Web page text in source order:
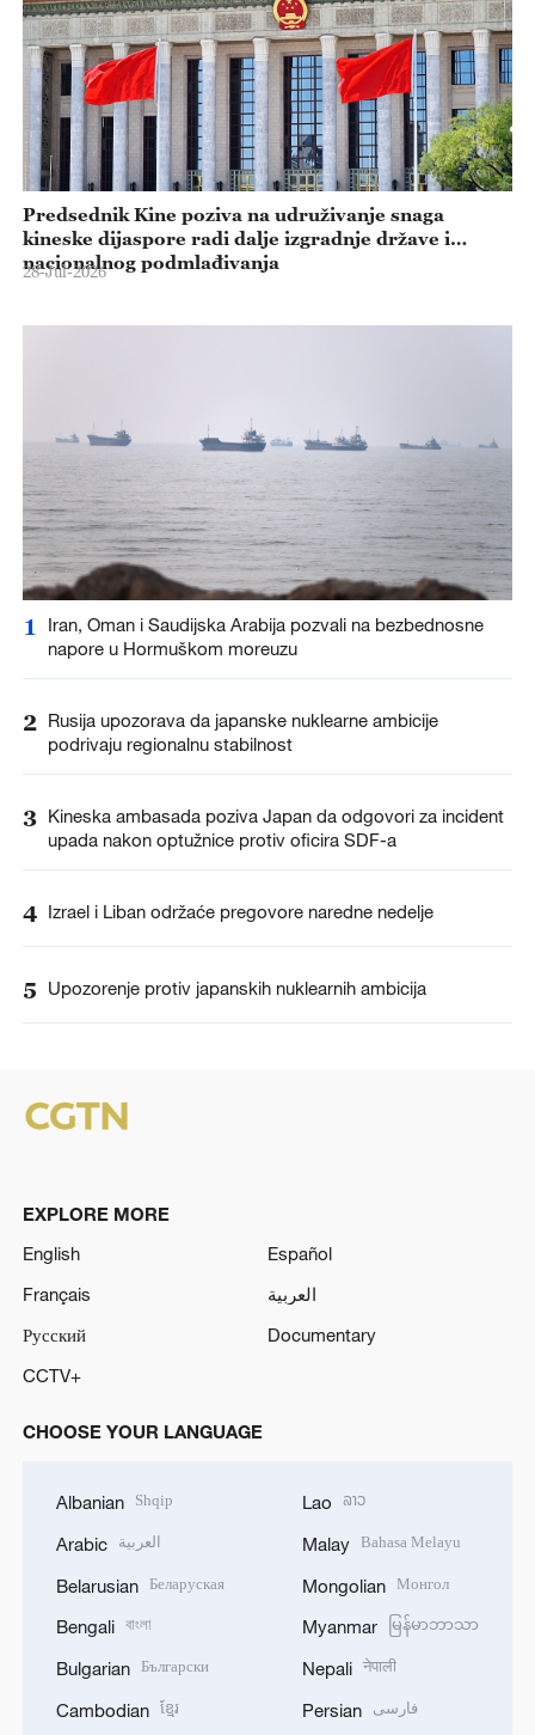
Predsednik Kine poziva na udruživanje snaga
kineske dijaspore radi dalje izgradnje države i
nacionalnog podmlađivanja
28-Jul-2026
1
Iran, Oman i Saudijska Arabija pozvali na bezbednosne
napore u Hormuškom moreuzu
2 Rusija upozorava da japanske nuklearne ambicije
podrivaju regionalnu stabilnost
3 Kineska ambasada poziva Japan da odgovori za incident
upada nakon optužnice protiv oficira SDF-a
4 Izrael i Liban održaće pregovore naredne nedelje
5 Upozorenje protiv japanskih nuklearnih ambicija
EXPLORE MORE
English
Español
Français
العربية
Русский
Documentary
CCTV+
CHOOSE YOUR LANGUAGE
Albanian Shqip
Arabic العربية
Belarusian Беларуская
Bengali বাংলা
Bulgarian Български
Cambodian ខ្មែរ
Lao ລາວ
Malay Bahasa Melayu
Mongolian Монгол
Myanmar မြန်မာဘာသာ
Nepali नेपाली
Persian فارسی